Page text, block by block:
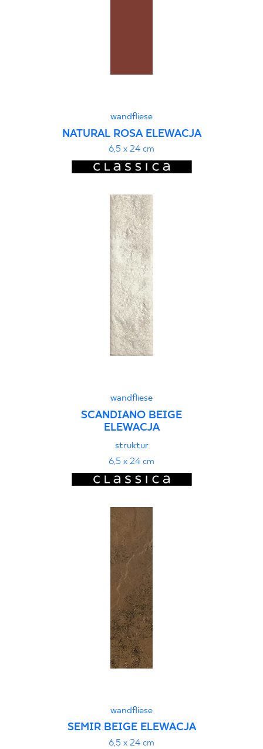
wandfliese
NATURAL ROSA ELEWACJA
6,5 x 24 cm
wandfliese
SCANDIANO BEIGE
ELEWACJA
struktur
6,5 x 24 cm
wandfliese
SEMIR BEIGE ELEWACJA
6,5 x 24 cm